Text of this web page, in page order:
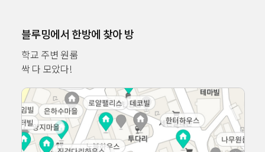
블루밍에서 한방에 찾아 방
학교 주변 원룸
싹 다 모았다!